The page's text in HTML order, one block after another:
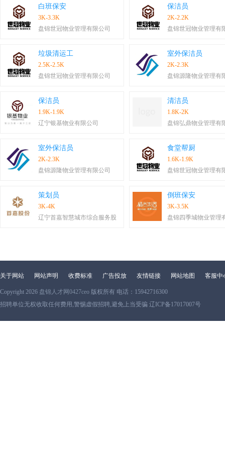
白班保安
3K-3.3K
盘锦世冠物业管理有限公司
保洁员
2K-2.2K
盘锦世冠物业管理有
垃圾清运工
2.5K-2.5K
盘锦世冠物业管理有限公司
室外保洁员
2K-2.3K
盘锦源隆物业管理有
保洁员
1.9K-1.9K
辽宁银基物业有限公司
清洁员
1.8K-2K
盘锦弘鼎物业管理有
室外保洁员
2K-2.3K
盘锦源隆物业管理有限公司
食堂帮厨
1.6K-1.9K
盘锦世冠物业管理有
策划员
3K-4K
辽宁首嘉智慧城市综合服务股
倒班保安
3K-3.5K
盘锦四季城物业管理
关于网站 网站声明 收费标准 广告投放 友情链接 网站地图 客服中
Copyright 2026 盘锦人才网0427ceo 版权所有 电话：15942716300
招聘单位无权收取任何费用,警惕虚假招聘,避免上当受骗 辽ICP备17017007号